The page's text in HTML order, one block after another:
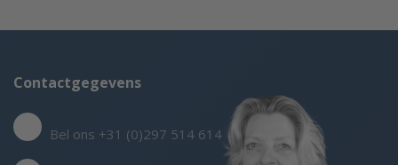
Contactgegevens
Bel ons +31 (0)297 514 614